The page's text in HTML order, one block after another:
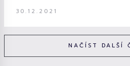
30.12.2021
NAČÍST DALŠÍ